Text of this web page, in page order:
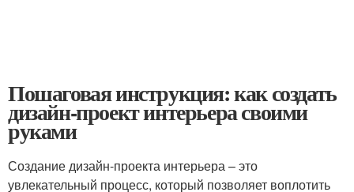
Пошаговая инструкция: как создать
дизайн-проект интерьера своими
руками
Создание дизайн-проекта интерьера – это
увлекательный процесс, который позволяет воплотить